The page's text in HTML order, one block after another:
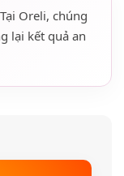
Oreli, chúng
lại kết quả an